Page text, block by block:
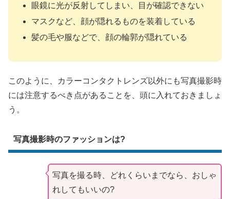
眼鏡に光が反射してしまい、目が確認できない
マスクなど、顔が隠れるものを装着している
髪の毛や服などで、顔の輪郭が隠れている
このように、カラーコンタクトレンズ以外にも写真撮影時
には注意するべき点があることを、頭に入れておきましょ
う。
写真撮影時のファッションは?
写真を撮る時、どれくらいまでなら、おしゃ
れしてもいいの?